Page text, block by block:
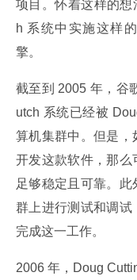
项目。怀着这样的想
h 系统中实施这样
擎。
截至到 2005 年，谷
utch 系统已经被
算机集群中。但是，
开发这款软件，那么
足够稳定且可靠。
群上进行测试和调试
完成这一工作。
2006 年，Doug